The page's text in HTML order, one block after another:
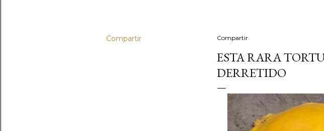
Compartir Compartir
ESTA RARA
DERRETIDO